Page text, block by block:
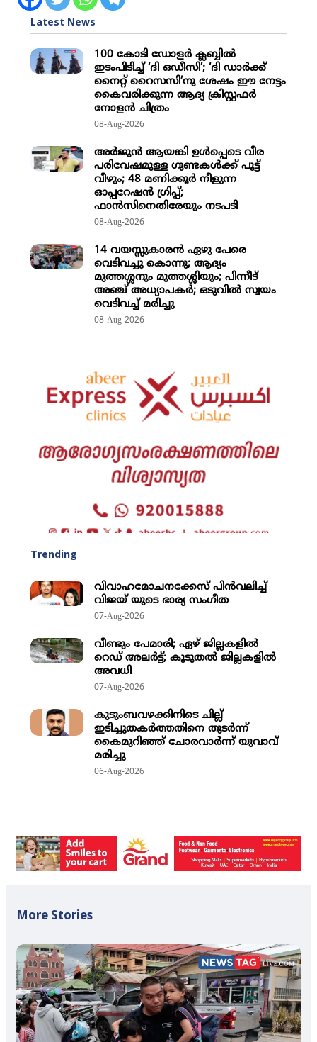
Latest News
100 കോടി ഡോളർ ക്ലബ്ബിൽ
ഇടംപിടിച്ച് ‘ദി ഒഡീസി’; ‘ദി ഡാർക്ക്
നൈറ്റ് റൈസസി’നു ശേഷം ഈ നേട്ടം
കൈവരിക്കുന്ന ആദ്യ ക്രിസ്റ്റഫർ
നോളൻ ചിത്രം
08-Aug-2026
അര്‍ജുന്‍ ആയങ്കി ഉള്‍പ്പെടെ വീര
പരിവേഷമുള്ള ഗുണ്ടകള്‍ക്ക് പൂട്ട്
വീഴും; 48 മണിക്കൂര്‍ നീളുന്ന
ഓപ്പറേഷന്‍ ഗ്രിപ്പ്;
ഫാന്‍സിനെതിരേയും നടപടി
08-Aug-2026
14 വയസ്സുകാരന്‍ ഏഴു പേരെ
വെടിവച്ചു കൊന്നു; ആദ്യം
മുത്തശ്ശനും മുത്തശ്ശിയും; പിന്നീട്
അഞ്ച് അധ്യാപകര്‍; ഒടുവില്‍ സ്വയം
വെടിവച്ച് മരിച്ചു
08-Aug-2026
Trending
വിവാഹമോചനക്കേസ് പിന്‍വലിച്ച്
വിജയ് യുടെ ഭാര്യ സംഗീത
07-Aug-2026
വീണ്ടും പേമാരി; ഏഴ് ജില്ലകളില്‍
റെഡ് അലര്‍ട്ട്; കൂടുതല്‍ ജില്ലകളില്‍
അവധി
07-Aug-2026
കുടുംബവഴക്കിനിടെ ​ചില്ല്
ഇടിച്ചുതക‍ർത്തതിനെ തുടർന്ന്
കൈമുറിഞ്ഞ് ചോരവാർന്ന് യുവാവ്
മരിച്ചു
06-Aug-2026
More Stories